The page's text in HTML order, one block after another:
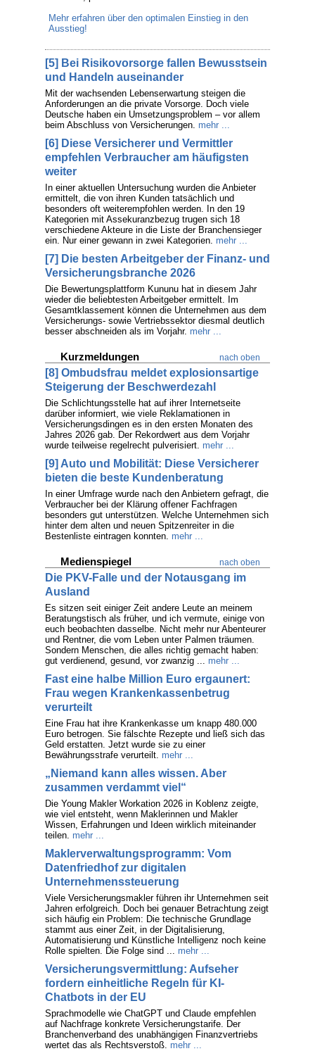
Mehr erfahren über den optimalen Einstieg in den
Ausstieg!
[5] Bei Risikovorsorge fallen Bewusstsein
und Handeln auseinander
Mit der wachsenden Lebenserwartung steigen die
Anforderungen an die private Vorsorge. Doch viele
Deutsche haben ein Umsetzungsproblem – vor allem
beim Abschluss von Versicherungen. mehr ...
[6] Diese Versicherer und Vermittler
empfehlen Verbraucher am häufigsten
weiter
In einer aktuellen Untersuchung wurden die Anbieter
ermittelt, die von ihren Kunden tatsächlich und
besonders oft weiterempfohlen werden. In den 19
Kategorien mit Assekuranzbezug trugen sich 18
verschiedene Akteure in die Liste der Branchensieger
ein. Nur einer gewann in zwei Kategorien. mehr ...
[7] Die besten Arbeitgeber der Finanz- und
Versicherungsbranche 2026
Die Bewertungsplattform Kununu hat in diesem Jahr
wieder die beliebtesten Arbeitgeber ermittelt. Im
Gesamtklassement können die Unternehmen aus dem
Versicherungs- sowie Vertriebssektor diesmal deutlich
besser abschneiden als im Vorjahr. mehr ...
Kurzmeldungen nach oben
[8] Ombudsfrau meldet explosionsartige
Steigerung der Beschwerdezahl
Die Schlichtungsstelle hat auf ihrer Internetseite
darüber informiert, wie viele Reklamationen in
Versicherungsdingen es in den ersten Monaten des
Jahres 2026 gab. Der Rekordwert aus dem Vorjahr
wurde teilweise regelrecht pulverisiert. mehr ...
[9] Auto und Mobilität: Diese Versicherer
bieten die beste Kundenberatung
In einer Umfrage wurde nach den Anbietern gefragt, die
Verbraucher bei der Klärung offener Fachfragen
besonders gut unterstützen. Welche Unternehmen sich
hinter dem alten und neuen Spitzenreiter in die
Bestenliste eintragen konnten. mehr ...
Medienspiegel nach oben
Die PKV-Falle und der Notausgang im
Ausland
Es sitzen seit einiger Zeit andere Leute an meinem
Beratungstisch als früher, und ich vermute, einige von
euch beobachten dasselbe. Nicht mehr nur Abenteurer
und Rentner, die vom Leben unter Palmen träumen.
Sondern Menschen, die alles richtig gemacht haben:
gut verdienend, gesund, vor zwanzig ... mehr ...
Fast eine halbe Million Euro ergaunert:
Frau wegen Krankenkassenbetrug
verurteilt
Eine Frau hat ihre Krankenkasse um knapp 480.000
Euro betrogen. Sie fälschte Rezepte und ließ sich das
Geld erstatten. Jetzt wurde sie zu einer
Bewährungsstrafe verurteilt. mehr ...
„Niemand kann alles wissen. Aber
zusammen verdammt viel“
Die Young Makler Workation 2026 in Koblenz zeigte,
wie viel entsteht, wenn Maklerinnen und Makler
Wissen, Erfahrungen und Ideen wirklich miteinander
teilen. mehr ...
Maklerverwaltungsprogramm: Vom
Datenfriedhof zur digitalen
Unternehmenssteuerung
Viele Versicherungsmakler führen ihr Unternehmen seit
Jahren erfolgreich. Doch bei genauer Betrachtung zeigt
sich häufig ein Problem: Die technische Grundlage
stammt aus einer Zeit, in der Digitalisierung,
Automatisierung und Künstliche Intelligenz noch keine
Rolle spielten. Die Folge sind ... mehr ...
Versicherungsvermittlung: Aufseher
fordern einheitliche Regeln für KI-
Chatbots in der EU
Sprachmodelle wie ChatGPT und Claude empfehlen
auf Nachfrage konkrete Versicherungstarife. Der
Branchenverband des unabhängigen Finanzvertriebs
wertet das als Rechtsverstoß. mehr ...